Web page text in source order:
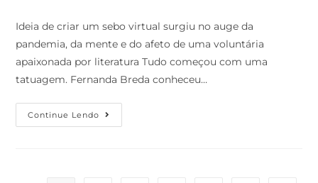
Ideia de criar um sebo virtual surgiu no auge da
pandemia, da mente e do afeto de uma voluntária
apaixonada por literatura Tudo começou com uma
tatuagem. Fernanda Breda conheceu…
Continue Lendo